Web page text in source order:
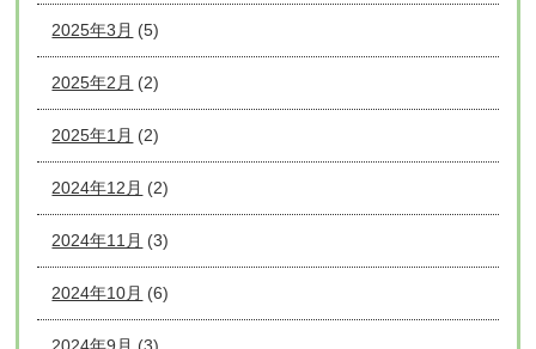
2025年3月 (5)
2025年2月 (2)
2025年1月 (2)
2024年12月 (2)
2024年11月 (3)
2024年10月 (6)